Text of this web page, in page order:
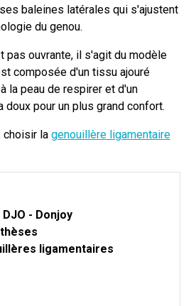
baleines latérales qui s'ajustent
du genou.
pas ouvrante, il s'agit du modèle
composée d'un tissu ajouré
la peau de respirer et d'un
doux pour un plus grand confort.
choisir la genouillère ligamentaire
- Donjoy
ligamentaires